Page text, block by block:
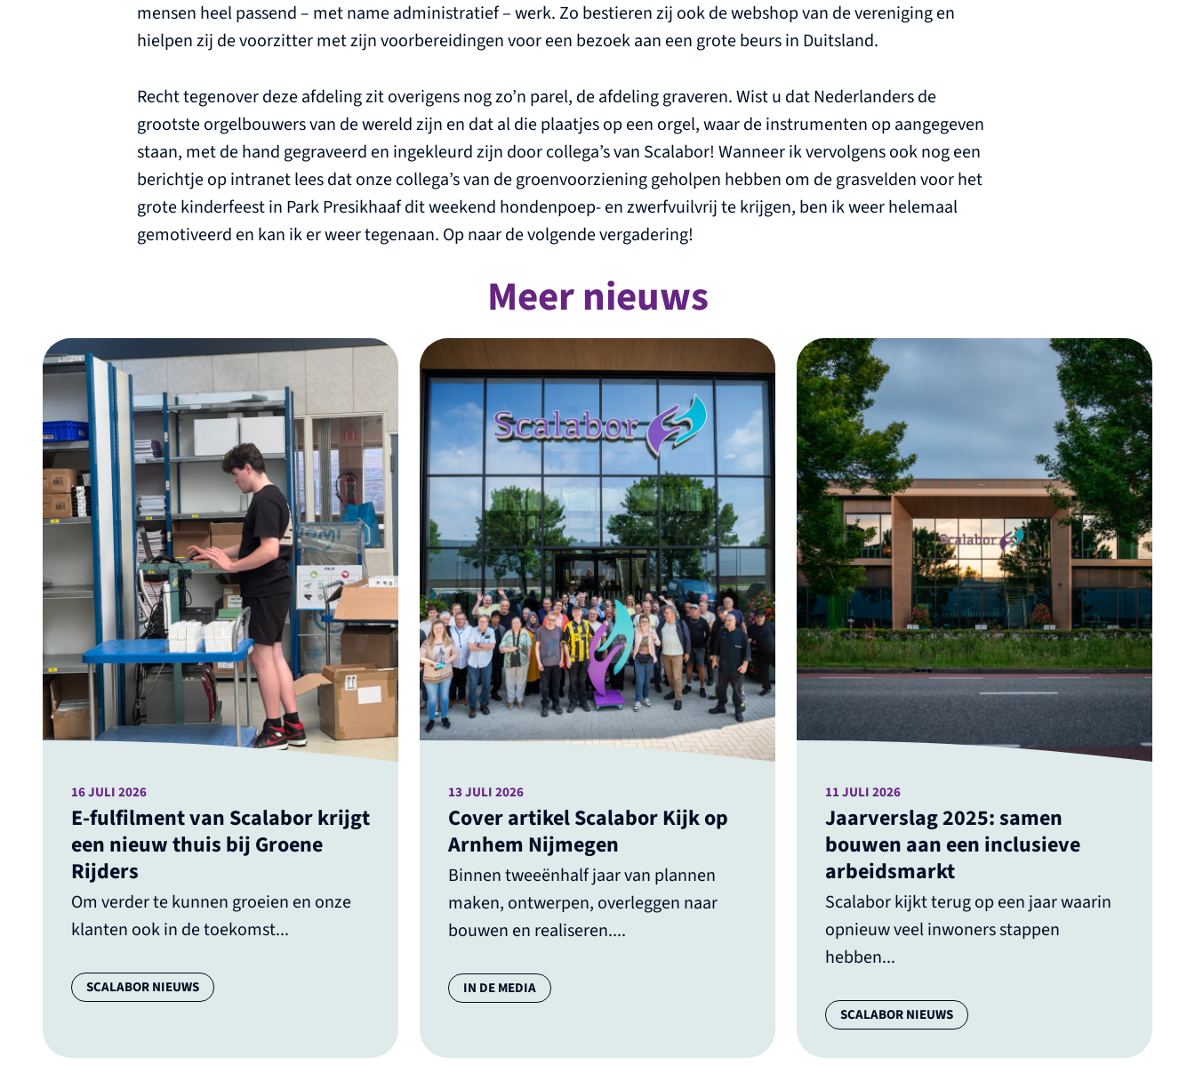
mensen heel passend – met name administratief – werk. Zo bestieren zij ook de webshop van de vereniging en
hielpen zij de voorzitter met zijn voorbereidingen voor een bezoek aan een grote beurs in Duitsland.
Recht tegenover deze afdeling zit overigens nog zo’n parel, de afdeling graveren. Wist u dat Nederlanders de
grootste orgelbouwers van de wereld zijn en dat al die plaatjes op een orgel, waar de instrumenten op aangegeven
staan, met de hand gegraveerd en ingekleurd zijn door collega’s van Scalabor! Wanneer ik vervolgens ook nog een
berichtje op intranet lees dat onze collega’s van de groenvoorziening geholpen hebben om de grasvelden voor het
grote kinderfeest in Park Presikhaaf dit weekend hondenpoep- en zwerfvuilvrij te krijgen, ben ik weer helemaal
gemotiveerd en kan ik er weer tegenaan. Op naar de volgende vergadering!
Meer nieuws
E-fulfilment van Scalabor krijgt
een nieuw thuis bij Groene
Rijders
Om verder te kunnen groeien en onze
klanten ook in de toekomst...
16 JULI 2026
Categorie:
SCALABOR NIEUWS
Cover artikel Scalabor Kijk op
Arnhem Nijmegen
Binnen tweeënhalf jaar van plannen
maken, ontwerpen, overleggen naar
bouwen en realiseren....
13 JULI 2026
Categorie:
IN DE MEDIA
Jaarverslag 2025: samen
bouwen aan een inclusieve
arbeidsmarkt
Scalabor kijkt terug op een jaar waarin
opnieuw veel inwoners stappen
hebben...
11 JULI 2026
Categorie:
SCALABOR NIEUWS